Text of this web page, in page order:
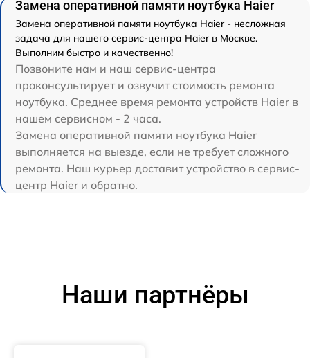
Замена оперативной памяти ноутбука Haier
Замена оперативной памяти ноутбука Haier - несложная
задача для нашего сервис-центра Haier в Москве.
Выполним быстро и качественно!
Позвоните нам и наш сервис-центра
проконсультирует и озвучит стоимость ремонта
ноутбука. Среднее время ремонта устройств Haier в
нашем сервисном - 2 часа.
Замена оперативной памяти ноутбука Haier
выполняется на выезде, если не требует сложного
ремонта. Наш курьер доставит устройство в сервис-
центр Haier и обратно.
Наши партнёры